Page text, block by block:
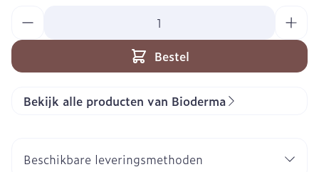
Bestel
Bekijk alle producten van Bioderma
Beschikbare leveringsmethoden